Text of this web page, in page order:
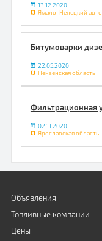
13.12.2020
Ямало-Ненецкий
Битумоварки
22.05.2020
Пензенская область
Фильтрационная
02.11.2020
Ярославская область
Объявления
Топливные компании
Цены